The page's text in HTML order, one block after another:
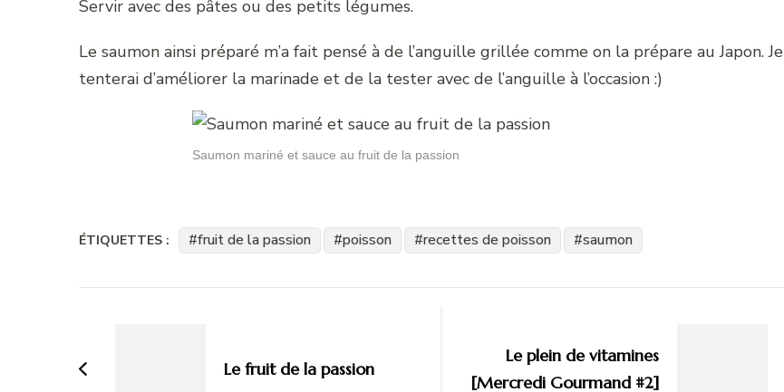
Servir avec des pâtes ou des petits légumes.
Le saumon ainsi préparé m’a fait pensé à de l’anguille grillée comme on la prépare au Japon. Je
tenterai d’améliorer la marinade et de la tester avec de l’anguille à l’occasion :)
Saumon mariné et sauce au fruit de la passion
ÉTIQUETTES : fruit de la passion poisson recettes de poisson saumon
Le fruit de la passion
Le plein de vitamines
[Mercredi Gourmand #2]